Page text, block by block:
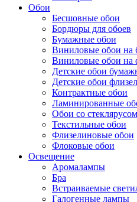
Обои
Бесшовные обои
Бордюры для обоев
Бумажные обои
Виниловые обои на
Виниловые обои на
Детские обои
Детские обои
Контрактные обои
Ламинированные
Обои со стеклярусом
Текстильные обои
Флизелиновые обои
Флоковые обои
Освещение
Аромалампы
Бра
Встраиваемые
Галогенные лампы